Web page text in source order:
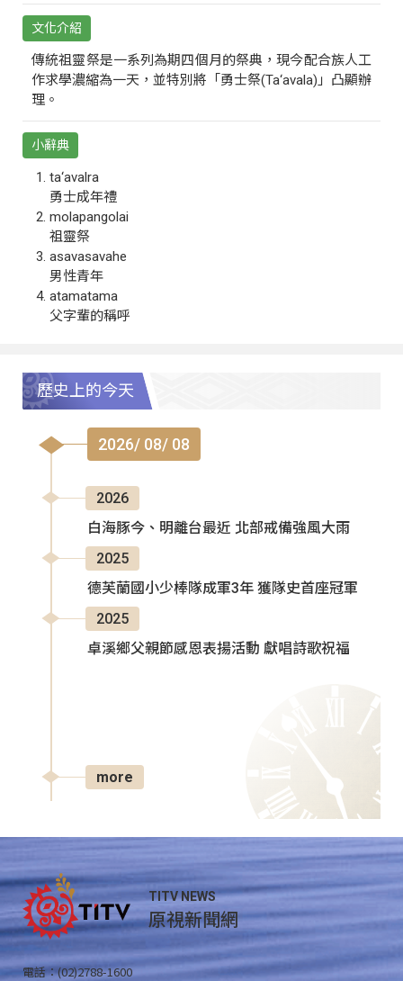
文化介紹
傳統祖靈祭是一系列為期四個月的祭典，現今配合族人工
作求學濃縮為一天，並特別將「勇士祭(Ta‘avala)」凸顯辦
理。
小辭典
ta‘avalra
勇士成年禮
molapangolai
祖靈祭
asavasavahe
男性青年
atamatama
父字輩的稱呼
歷史上的今天
2026/ 08/ 08
2026
白海豚今、明離台最近 北部戒備強風大雨
2025
德芙蘭國小少棒隊成軍3年 獲隊史首座冠軍
2025
卓溪鄉父親節感恩表揚活動 獻唱詩歌祝福
more
TITV NEWS
原視新聞網
電話：(02)2788-1600